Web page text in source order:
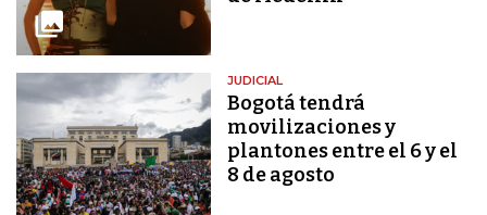
JUDICIAL
Bogotá tendrá
movilizaciones y
plantones entre el 6 y el
8 de agosto